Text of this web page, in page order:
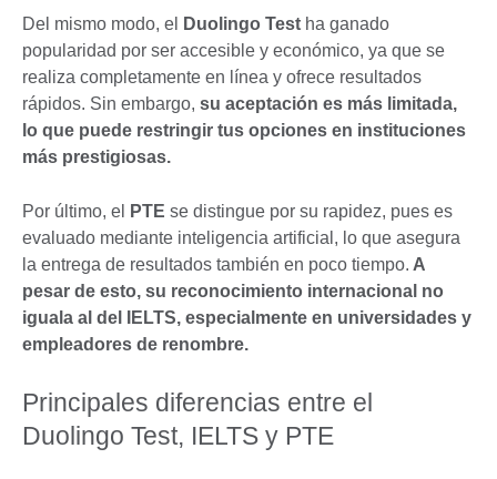
Del mismo modo, el Duolingo Test ha ganado
popularidad por ser accesible y económico, ya que se
realiza completamente en línea y ofrece resultados
rápidos. Sin embargo, su aceptación es más limitada,
lo que puede restringir tus opciones en instituciones
más prestigiosas.
Por último, el PTE se distingue por su rapidez, pues es
evaluado mediante inteligencia artificial, lo que asegura
la entrega de resultados también en poco tiempo. A
pesar de esto, su reconocimiento internacional no
iguala al del IELTS, especialmente en universidades y
empleadores de renombre.
Principales diferencias entre el
Duolingo Test, IELTS y PTE